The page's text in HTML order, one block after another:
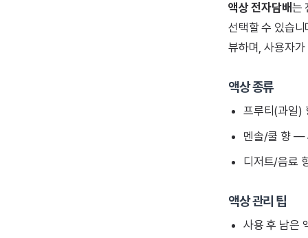
액상 전자담배는
선택할 수 있습
뷰하며, 사용자
액상 종류
프루티(과일)
멘솔/쿨 향 —
디저트/음료
액상 관리 팁
사용 후 남은